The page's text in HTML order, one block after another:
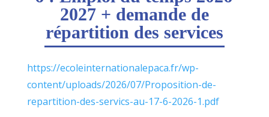
2027 + demande de
répartition des services
https://ecoleinternationalepaca.fr/wp-
content/uploads/2026/07/Proposition-de-
repartition-des-servics-au-17-6-2026-1.pdf